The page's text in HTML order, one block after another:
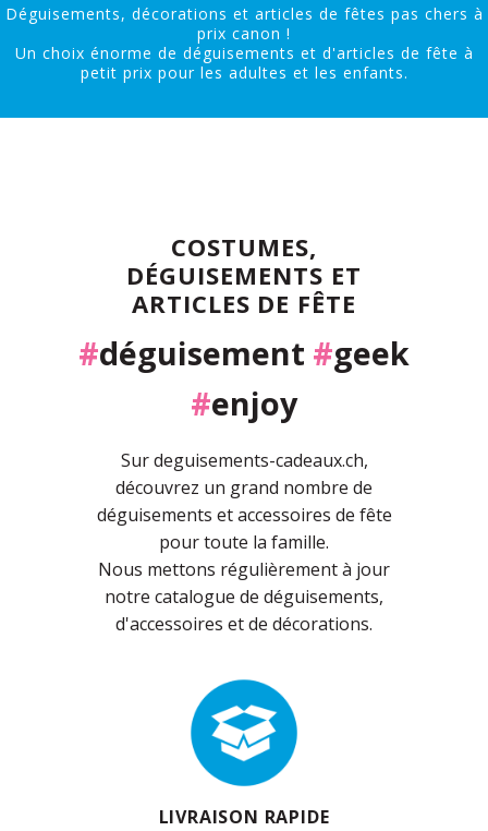
Déguisements, décorations et articles de fêtes pas chers à
prix canon !
Un choix énorme de déguisements et d'articles de fête à
petit prix pour les adultes et les enfants.
COSTUMES,
DÉGUISEMENTS ET
ARTICLES DE FÊTE
#déguisement #geek
#enjoy
Sur deguisements-cadeaux.ch,
découvrez un grand nombre de
déguisements et accessoires de fête
pour toute la famille.
Nous mettons régulièrement à jour
notre catalogue de déguisements,
d'accessoires et de décorations.
LIVRAISON RAPIDE